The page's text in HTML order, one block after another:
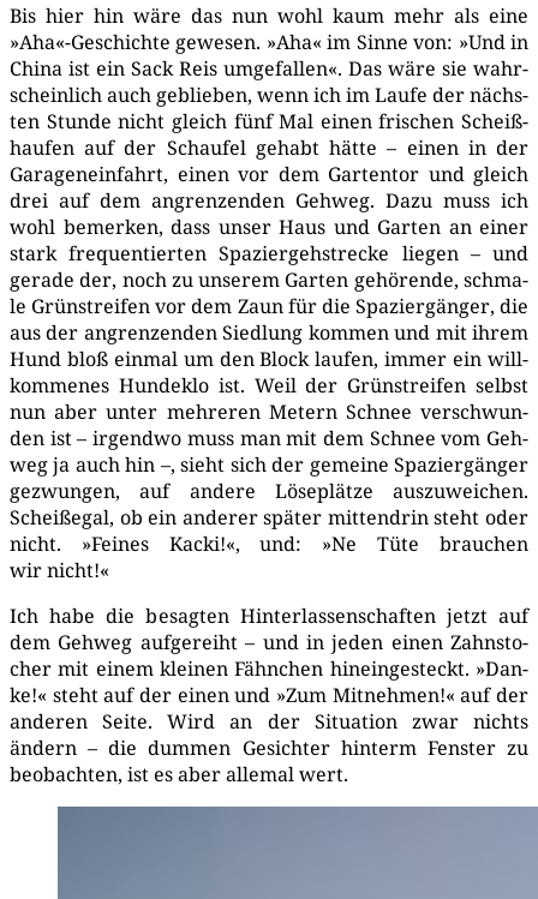
Bis hier hin wäre das nun wohl kaum mehr als eine
»Aha«-Geschichte gewe­sen. »Aha« im Sin­ne von: »Und in
Chi­na ist ein Sack Reis umge­fal­len«. Das wäre sie wahr­
schein­lich auch geblie­ben, wenn ich im Lau­fe der nächs­
ten Stun­de nicht gleich fünf Mal einen fri­schen Scheiß­
hau­fen auf der Schau­fel gehabt hät­te – einen in der
Gara­gen­ein­fahrt, einen vor dem Gar­ten­tor und gleich
drei auf dem angren­zen­den Geh­weg. Dazu muss ich
wohl bemer­ken, dass unser Haus und Gar­ten an einer
stark fre­quen­tier­ten Spa­zier­geh­stre­cke lie­gen – und
gera­de der, noch zu unse­rem Gar­ten gehö­ren­de, schma­
le Grün­strei­fen vor dem Zaun für die Spa­zier­gän­ger, die
aus der angren­zen­den Sied­lung kom­men und mit ihrem
Hund bloß ein­mal um den Block lau­fen, immer ein will­
kom­me­nes Hun­de­klo ist. Weil der Grün­strei­fen selbst
nun aber unter meh­re­ren Metern Schnee ver­schwun­
den ist – irgend­wo muss man mit dem Schnee vom Geh­
weg ja auch hin –, sieht sich der gemei­ne Spa­zier­gän­ger
gezwun­gen, auf ande­re Löse­plät­ze aus­zu­wei­chen.
Scheiß­egal, ob ein ande­rer spä­ter mit­ten­drin steht oder
nicht. »Fei­nes Kacki!«, und: »Ne Tüte brau­chen
wir nicht!«
Ich habe die besag­ten Hin­ter­las­sen­schaf­ten jetzt auf
dem Geh­weg auf­ge­reiht – und in jeden einen Zahn­sto­
cher mit einem klei­nen Fähn­chen hin­ein­ge­steckt. »Dan­
ke!« steht auf der einen und »Zum Mit­neh­men!« auf der
ande­ren Sei­te. Wird an der Situa­ti­on zwar nichts
ändern – die dum­men Gesich­ter hin­term Fens­ter zu
beob­ach­ten, ist es aber alle­mal wert.